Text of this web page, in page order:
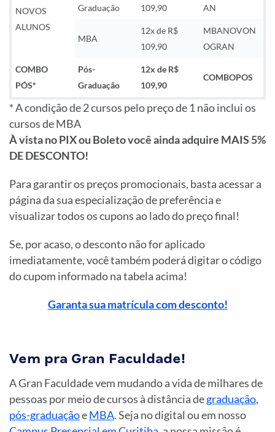
NOVOS
ALUNOS
Graduação
109,90
AN
MBA
12x de R$
109,90
MBANOVON
OGRAN
COMBO
PÓS*
Pós-
Graduação
12x de R$
109,90
COMBOPOS
* A condição de 2 cursos pelo preço de 1 não inclui os
cursos de MBA
À vista no PIX ou Boleto você ainda adquire MAIS 5%
DE DESCONTO!
Para garantir os preços promocionais, basta acessar a
página da sua especialização de preferência e
visualizar todos os cupons ao lado do preço final!
Se, por acaso, o desconto não for aplicado
imediatamente, você também poderá digitar o código
do cupom informado na tabela acima!
Garanta sua matrícula com desconto!
Vem pra Gran Faculdade!
A Gran Faculdade vem mudando a vida de milhares de
pessoas por meio de cursos à distância degraduação,
pós-graduaçãoeMBA. Seja no digital ou em nosso